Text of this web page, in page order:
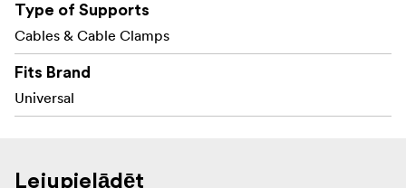
Type of Supports
Cables & Cable Clamps
Fits Brand
Universal
Lejupielādēt